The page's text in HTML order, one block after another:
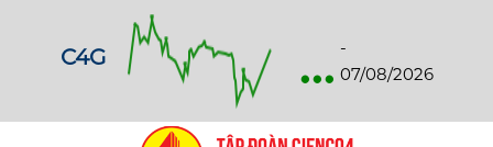
C4G ... -
07/08/2026